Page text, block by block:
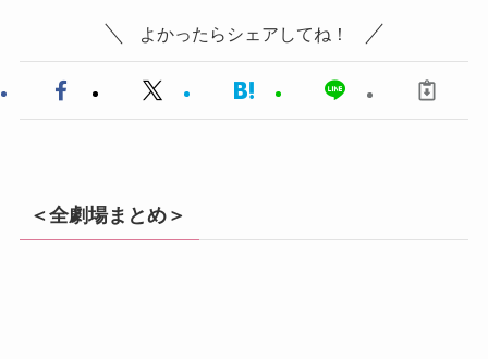
よかったらシェアしてね！
＜全劇場まとめ＞